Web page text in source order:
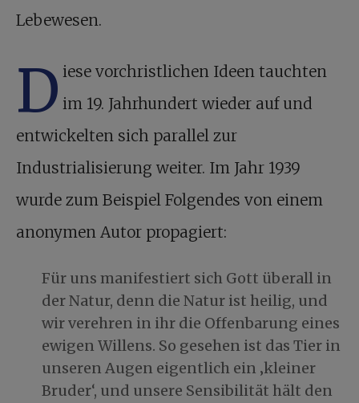
Lebewesen.
D iese vorchristlichen Ideen tauchten
im 19. Jahrhundert wieder auf und
entwickelten sich parallel zur
Industrialisierung weiter. Im Jahr 1939
wurde zum Beispiel Folgendes von einem
anonymen Autor propagiert:
Für uns manifestiert sich Gott überall in
der Natur, denn die Natur ist heilig, und
wir verehren in ihr die Offenbarung eines
ewigen Willens. So gesehen ist das Tier in
unseren Augen eigentlich ein ‚kleiner
Bruder‘, und unsere Sensibilität hält den